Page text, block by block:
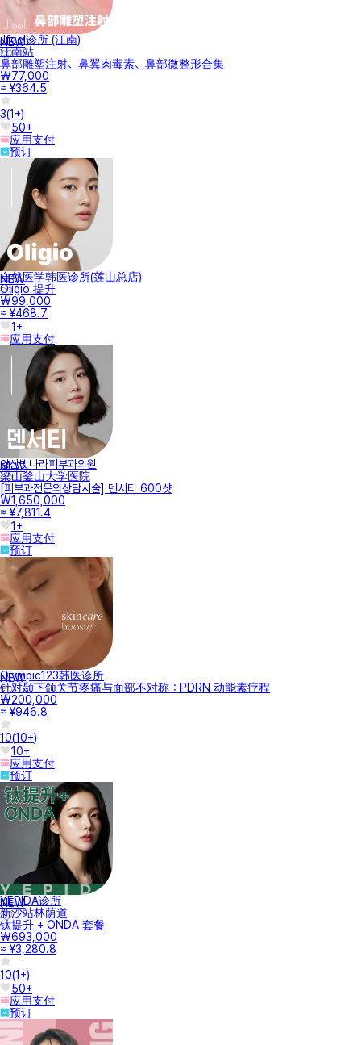
NEW
Jfeel诊所 (江南)
江南站
鼻部雕塑注射、鼻翼肉毒素、鼻部微整形合集
₩77,000
≈ ¥364.5
3(1+)
50+
应用支付
预订
NEW
自然医学韩医诊所(莲山总店)
Oligio 提升
₩99,000
≈ ¥468.7
1+
应用支付
NEW
양산빛나라피부과의원
梁山釜山大学医院
[피부과전문의상담시술] 덴서티 600샷
₩1,650,000
≈ ¥7,811.4
1+
应用支付
预订
NEW
Olympic123韩医诊所
针对颞下颌关节疼痛与面部不对称：PDRN 动能素疗程
₩200,000
≈ ¥946.8
10(10+)
10+
应用支付
预订
NEW
YEPIDA诊所
新沙站林荫道
钛提升 + ONDA 套餐
₩693,000
≈ ¥3,280.8
10(1+)
50+
应用支付
预订